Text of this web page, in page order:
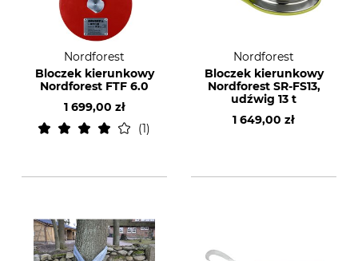
Nordforest
Bloczek kierunkowy
Nordforest FTF 6.0
1 699,00 zł
1
Nordforest
Bloczek kierunkowy
Nordforest SR-FS13,
udźwig 13 t
1 649,00 zł